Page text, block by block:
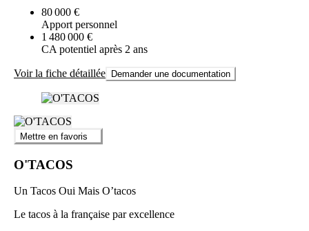
80 000 €
Apport personnel
1 480 000 €
CA potentiel après 2 ans
Voir la fiche détaillée Demander une documentation
Mettre en favoris
O'TACOS
Un Tacos Oui Mais O’tacos
Le tacos à la française par excellence